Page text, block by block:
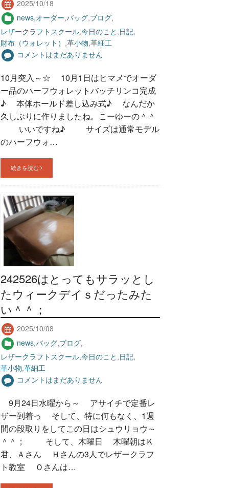
2025/10/18
news,オーダー,バッグ,ブログ,
レザークラフトスクール,今日のこと ,日記,
財布（ウォレット） ,革小物,革細工
コメントはまだありません
10月突入～☆ 10月1日はヒマメでオーダ
ー品のハーフウォレットバッチリンコ完成
♪ 本体ホールド差し込み式♪ なんだか
久しぶりに作りましたね。こーゆーの＾＾
いいですね♪ サイズは通常モデル
のハーフウォ…
続きを読む
242526はとってもサラッとし
たウィークデイｓだったみた
い＾＾；
2025/10/08
news,バッグ,ブログ,
レザークラフトスクール,今日のこと ,日記,
革小物,革細工
コメントはまだありません
9月24日水曜から～ アサイチで定番レ
ザー到着っ そして、特に何もなく、1週
間の段取りをしてこの日はシュウリョウ～
＾＾； そして、木曜日 木曜朝はＫ
君、Ａさん Ｈさんの3人でレザークラフ
ト教室 Ｏさんは…